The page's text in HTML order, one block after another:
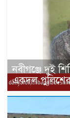
নবীগঞ্জে দুই
একদল পুলিশের